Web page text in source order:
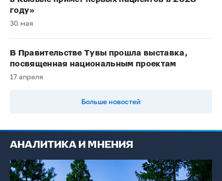
году»
30 мая
В Правительстве Тувы прошла выставка,
посвященная национальным проектам
17 апреля
Больше новостей
АНАЛИТИКА И МНЕНИЯ